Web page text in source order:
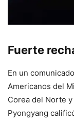
Fuerte
En un
Americanos del
Corea del Norte
Pyongyang